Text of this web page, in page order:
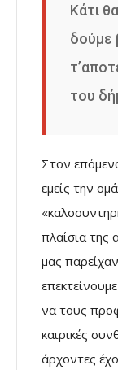
Κάτι
δούμε
του
Στον
εμείς την
πλαίσια της
μας
να τους
καιρικές
άρχοντες